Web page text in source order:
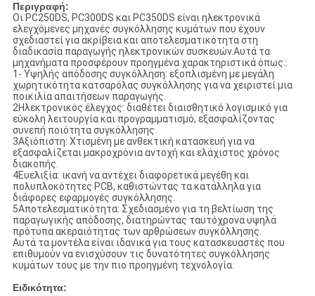
Περιγραφή:
Οι PC250DS, PC300DS και PC350DS είναι ηλεκτρονικά
ελεγχόμενες μηχανές συγκόλλησης κυμάτων που έχουν
σχεδιαστεί για ακρίβεια και αποτελεσματικότητα στη
διαδικασία παραγωγής ηλεκτρονικών συσκευών.Αυτά τα
μηχανήματα προσφέρουν προηγμένα χαρακτηριστικά όπως::
1- Υψηλής απόδοσης συγκόλληση: εξοπλισμένη με μεγάλη
χωρητικότητα κατσαρόλας συγκόλλησης για να χειριστεί μια
ποικιλία απαιτήσεων παραγωγής.
2Ηλεκτρονικός έλεγχος: διαθέτει διαισθητικό λογισμικό για
εύκολη λειτουργία και προγραμματισμό, εξασφαλίζοντας
συνεπή ποιότητα συγκόλλησης.
3Αξιόπιστη: Χτισμένη με ανθεκτική κατασκευή για να
εξασφαλίζεται μακροχρόνια αντοχή και ελάχιστος χρόνος
διακοπής.
4Ευελιξία: ικανή να αντέχει διαφορετικά μεγέθη και
πολυπλοκότητες PCB, καθιστώντας τα κατάλληλα για
διάφορες εφαρμογές συγκόλλησης.
5Αποτελεσματικότητα: Σχεδιασμένο για τη βελτίωση της
παραγωγικής απόδοσης, διατηρώντας ταυτόχρονα υψηλά
πρότυπα ακεραιότητας των αρθρώσεων συγκόλλησης.
Αυτά τα μοντέλα είναι ιδανικά για τους κατασκευαστές που
επιθυμούν να ενισχύσουν τις δυνατότητες συγκόλλησης
κυμάτων τους με την πιο προηγμένη τεχνολογία.
Ειδικότητα: